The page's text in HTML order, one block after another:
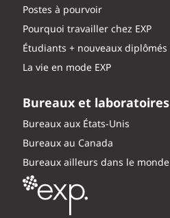
Postes à pourvoir
Pourquoi travailler chez EXP
Étudiants + nouveaux diplômés
La vie en mode EXP
Bureaux et laboratoires
Bureaux aux États-Unis
Bureaux au Canada
Bureaux ailleurs dans le monde